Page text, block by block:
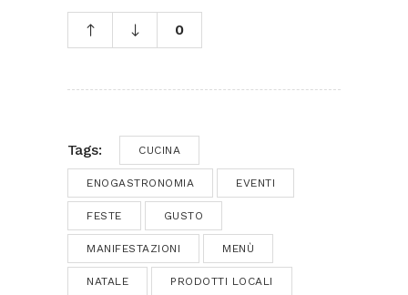
0
Tags: CUCINA
ENOGASTRONOMIA EVENTI
FESTE GUSTO
MANIFESTAZIONI MENÙ
NATALE PRODOTTI LOCALI